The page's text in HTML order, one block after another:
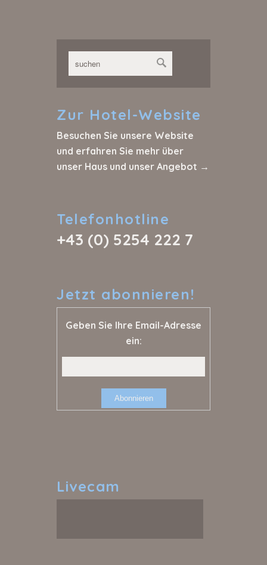
Zur Hotel-Website
Besuchen Sie unsere Website
und erfahren Sie mehr über
unser Haus und unser Angebot →
Telefonhotline
+43 (0) 5254 222 7
Jetzt abonnieren!
Geben Sie Ihre Email-Adresse
ein:
Livecam